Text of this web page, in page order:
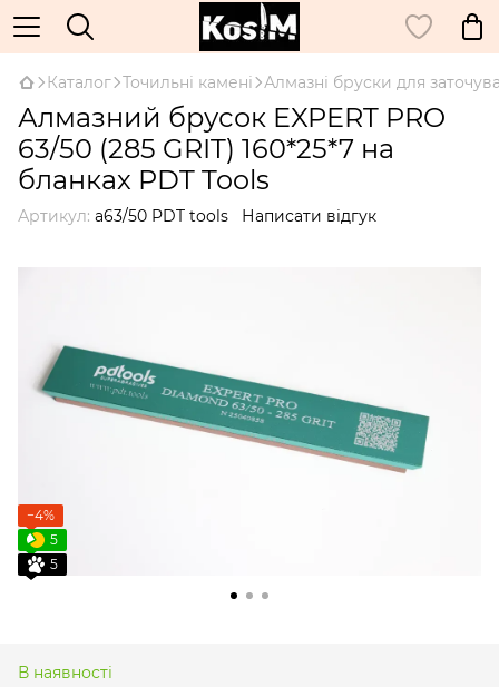
Каталог Точильні камені Алмазні бруски для
Алмазний брусок EXPERT PRO
63/50 (285 GRIT) 160*25*7 на
бланках PDT Tools
Артикул: a63/50 PDT tools Написати відгук
−4%
5
5
В наявності